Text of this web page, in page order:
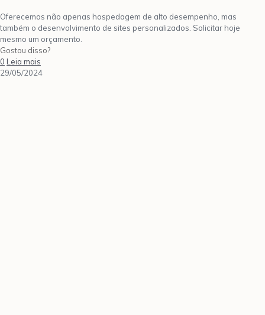
Oferecemos não apenas hospedagem de alto desempenho, mas
também o desenvolvimento de sites personalizados. Solicitar hoje
mesmo um orçamento.
Gostou disso?
0 Leia mais
29/05/2024